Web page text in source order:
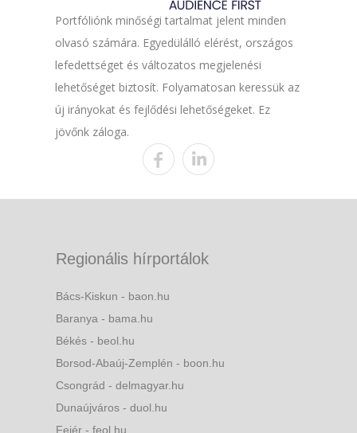
Portfóliónk minőségi tartalmat jelent minden
olvasó számára. Egyedülálló elérést, országos
lefedettséget és változatos megjelenési
lehetőséget biztosít. Folyamatosan keressük az
új irányokat és fejlődési lehetőségeket. Ez
jövőnk záloga.
Regionális hírportálok
Bács-Kiskun - baon.hu
Baranya - bama.hu
Békés - beol.hu
Borsod-Abaúj-Zemplén - boon.hu
Csongrád - delmagyar.hu
Dunaújváros - duol.hu
Fejér - feol.hu